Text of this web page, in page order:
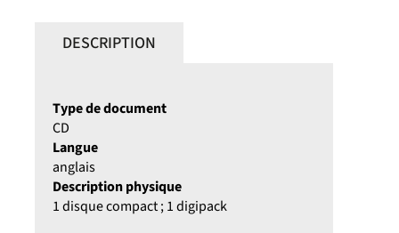
DESCRIPTION
Type de document
CD
Langue
anglais
Description physique
1 disque compact ; 1 digipack